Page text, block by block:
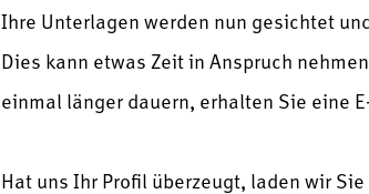
Ihre Unterlagen werden nun gesichtet
Dies kann etwas Zeit in Anspruch
einmal länger dauern, erhalten Sie eine
Hat uns Ihr Profil überzeugt, laden wir